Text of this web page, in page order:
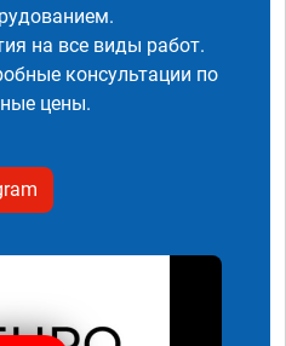
на все виды работ.
консультации по
цены.